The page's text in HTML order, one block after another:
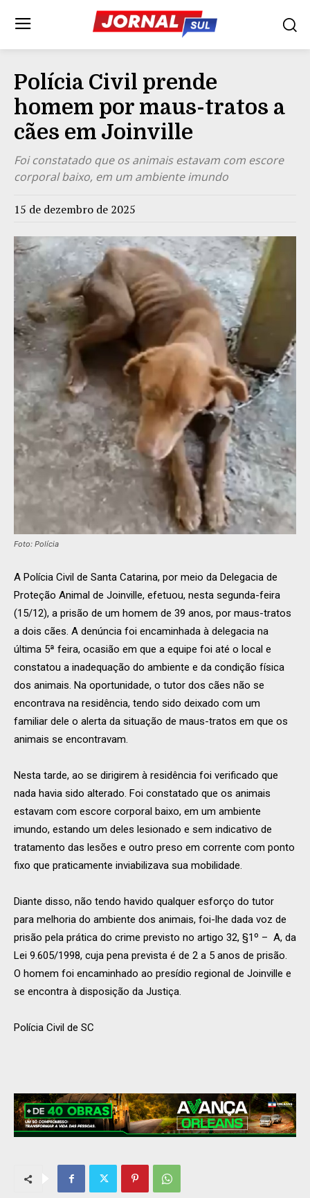
Polícia Civil prende
homem por maus-tratos a
cães em Joinville
Foi constatado que os animais estavam com escore
corporal baixo, em um ambiente imundo
15 de dezembro de 2025
Foto: Polícia
A Polícia Civil de Santa Catarina, por meio da Delegacia de
Proteção Animal de Joinville, efetuou, nesta segunda-feira
(15/12), a prisão de um homem de 39 anos, por maus-tratos
a dois cães. A denúncia foi encaminhada à delegacia na
última 5ª feira, ocasião em que a equipe foi até o local e
constatou a inadequação do ambiente e da condição física
dos animais. Na oportunidade, o tutor dos cães não se
encontrava na residência, tendo sido deixado com um
familiar dele o alerta da situação de maus-tratos em que os
animais se encontravam.
Nesta tarde, ao se dirigirem à residência foi verificado que
nada havia sido alterado. Foi constatado que os animais
estavam com escore corporal baixo, em um ambiente
imundo, estando um deles lesionado e sem indicativo de
tratamento das lesões e outro preso em corrente com ponto
fixo que praticamente inviabilizava sua mobilidade.
Diante disso, não tendo havido qualquer esforço do tutor
para melhoria do ambiente dos animais, foi-lhe dada voz de
prisão pela prática do crime previsto no artigo 32, §1º – A, da
Lei 9.605/1998, cuja pena prevista é de 2 a 5 anos de prisão.
O homem foi encaminhado ao presídio regional de Joinville e
se encontra à disposição da Justiça.
Polícia Civil de SC